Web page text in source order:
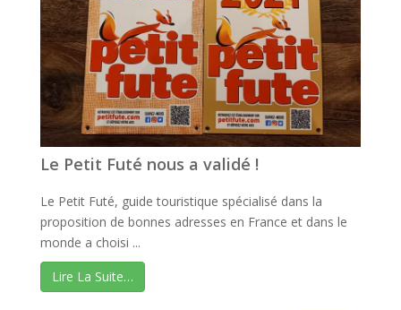
Le Petit Futé nous a validé !
Le Petit Futé, guide touristique spécialisé dans la
proposition de bonnes adresses en France et dans le
monde a choisi ...
Lire La Suite…